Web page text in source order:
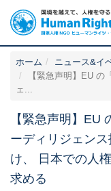
ホーム
ニュース&イ
【緊急声明】EU の
ェ...
【緊急声明】EU
ーディリジェン
け、 日本での人
求める